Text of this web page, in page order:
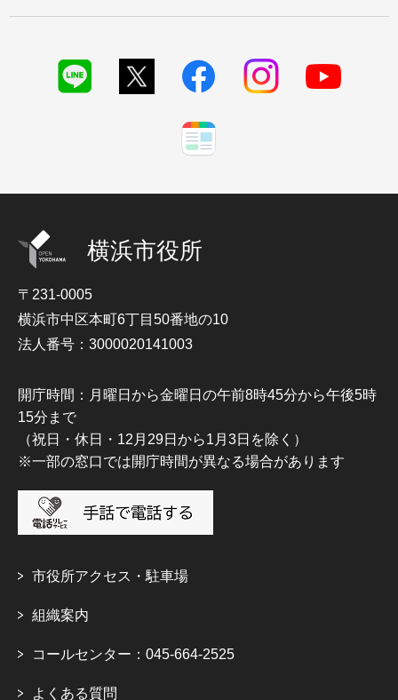
横浜市役所
〒231-0005
横浜市中区本町6丁目50番地の10
法人番号：3000020141003
開庁時間：月曜日から金曜日の午前8時45分から午後5時
15分まで
（祝日・休日・12月29日から1月3日を除く）
※一部の窓口では開庁時間が異なる場合があります
市役所アクセス・駐車場
組織案内
コールセンター：045-664-2525
よくある質問